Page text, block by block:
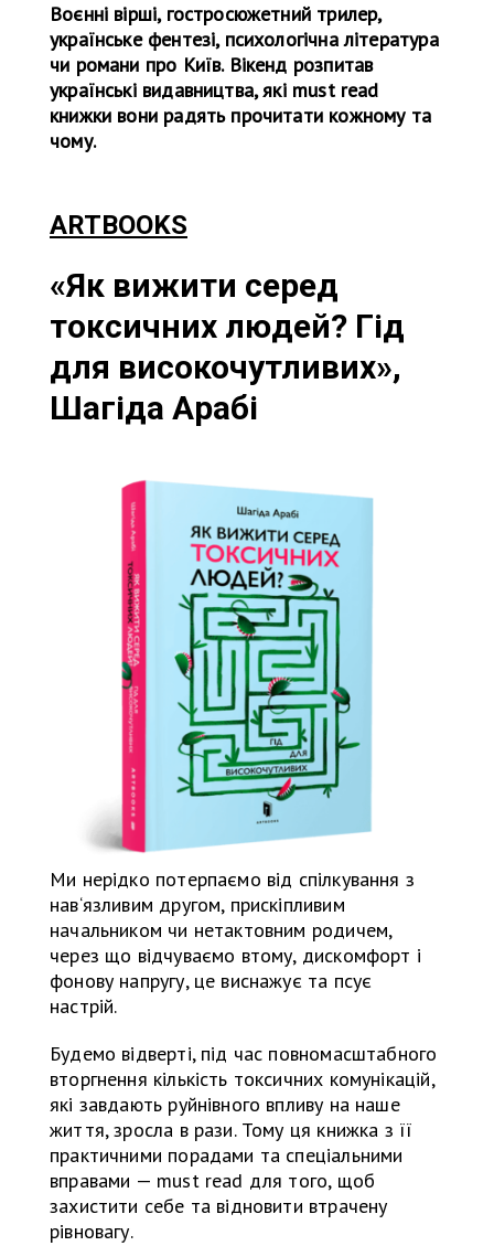
Воєнні вірші, гостросюжетний трилер,
українське фентезі, психологічна література
чи романи про Київ. Вікенд розпитав
українські видавництва, які must read
книжки вони радять прочитати кожному та
чому.
ARTBOOKS
«Як вижити серед
токсичних людей? Гід
для високочутливих»,
Шагіда Арабі
Ми нерідко потерпаємо від спілкування з
нав‘язливим другом, прискіпливим
начальником чи нетактовним родичем,
через що відчуваємо втому, дискомфорт і
фонову напругу, це виснажує та псує
настрій.
Будемо відверті, під час повномасштабного
вторгнення кількість токсичних комунікацій,
які завдають руйнівного впливу на наше
життя, зросла в рази. Тому ця книжка з її
практичними порадами та спеціальними
вправами — must read для того, щоб
захистити себе та відновити втрачену
рівновагу.